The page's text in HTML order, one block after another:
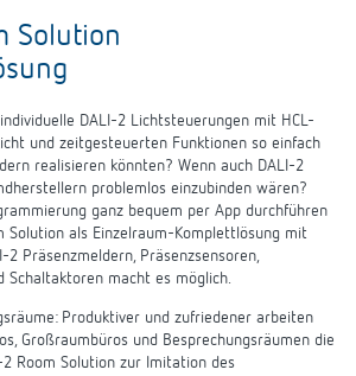
Solution
DALI-2 Lichtsteuerungen mit HCL-
und zeitgesteuerten Funktionen so einfach
realisieren könnten? Wenn auch DALI-2
problemlos einzubinden wären?
ganz bequem per App durchführen
Solution als Einzelraum-Komplettlösung mit
2 Präsenzmeldern, Präsenzsensoren,
Schaltaktoren macht es möglich.
Produktiver und zufriedener arbeiten
Großraumbüros und Besprechungsräumen die
2 Room Solution zur Imitation des